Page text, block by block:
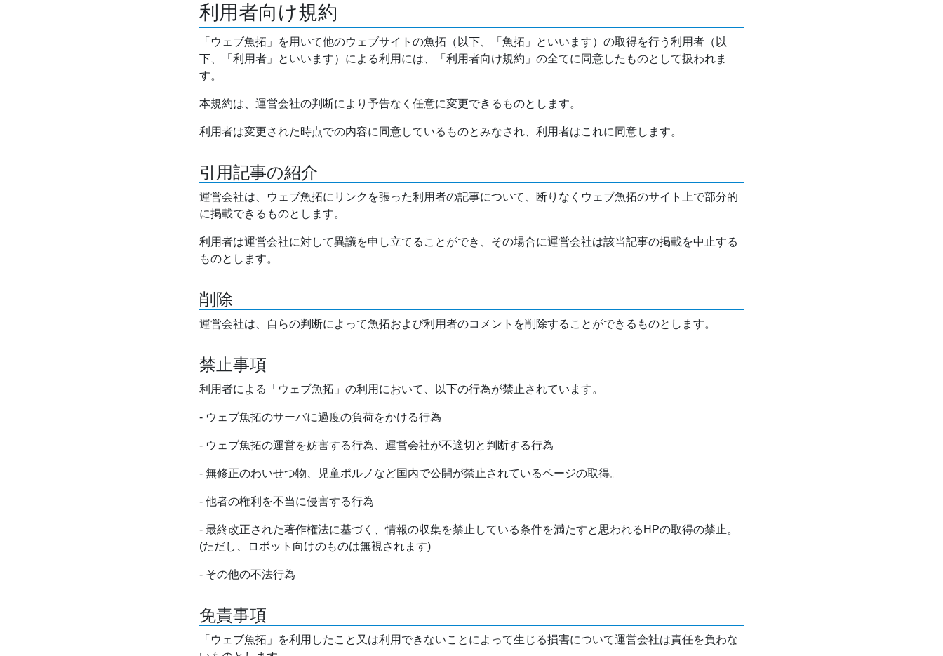
利用者向け規約
「ウェブ魚拓」を用いて他のウェブサイトの魚拓（以下、「魚拓」といいます）の取得を行う利用者（以
下、「利用者」といいます）による利用には、「利用者向け規約」の全てに同意したものとして扱われま
す。
本規約は、運営会社の判断により予告なく任意に変更できるものとします。
利用者は変更された時点での内容に同意しているものとみなされ、利用者はこれに同意します。
引用記事の紹介
運営会社は、ウェブ魚拓にリンクを張った利用者の記事について、断りなくウェブ魚拓のサイト上で部分的
に掲載できるものとします。
利用者は運営会社に対して異議を申し立てることができ、その場合に運営会社は該当記事の掲載を中止する
ものとします。
削除
運営会社は、自らの判断によって魚拓および利用者のコメントを削除することができるものとします。
禁止事項
利用者による「ウェブ魚拓」の利用において、以下の行為が禁止されています。
- ウェブ魚拓のサーバに過度の負荷をかける行為
- ウェブ魚拓の運営を妨害する行為、運営会社が不適切と判断する行為
- 無修正のわいせつ物、児童ポルノなど国内で公開が禁止されているページの取得。
- 他者の権利を不当に侵害する行為
- 最終改正された著作権法に基づく、情報の収集を禁止している条件を満たすと思われるHPの取得の禁止。
(ただし、ロボット向けのものは無視されます)
- その他の不法行為
免責事項
「ウェブ魚拓」を利用したこと又は利用できないことによって生じる損害について運営会社は責任を負わな